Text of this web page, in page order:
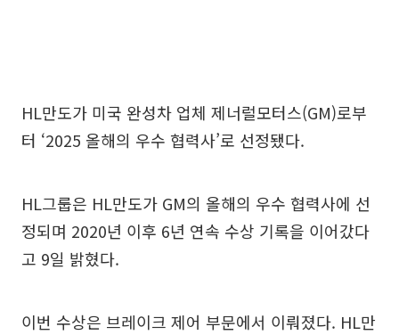
HL만도가 미국 완성차 업체 제너럴모터스(GM)로부
터 ‘2025 올해의 우수 협력사’로 선정됐다.
HL그룹은 HL만도가 GM의 올해의 우수 협력사에 선
정되며 2020년 이후 6년 연속 수상 기록을 이어갔다
고 9일 밝혔다.
이번 수상은 브레이크 제어 부문에서 이뤄졌다. HL만